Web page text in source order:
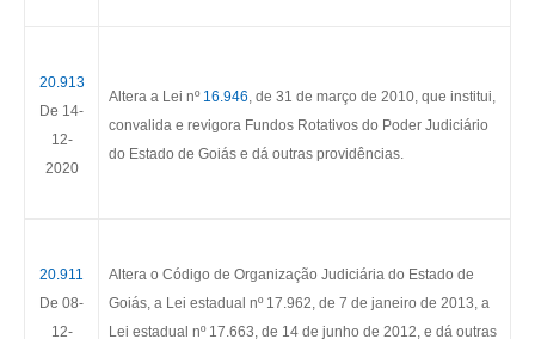
20.913
De 14-
12-
2020
Altera a Lei nº 16.946, de 31 de março de 2010, que institui,
convalida e revigora Fundos Rotativos do Poder Judiciário
do Estado de Goiás e dá outras providências.
20.911
De 08-
12-
Altera o Código de Organização Judiciária do Estado de
Goiás, a Lei estadual nº 17.962, de 7 de janeiro de 2013, a
Lei estadual nº 17.663, de 14 de junho de 2012, e dá outras